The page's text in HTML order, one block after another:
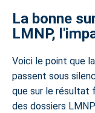
La bonne
LMNP,
Voici le point que
passent sous
que sur le résultat
des dossiers